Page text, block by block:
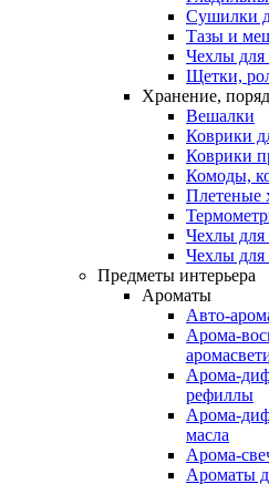
Сушилки
Тазы и
Чехлы для
Щетки,
Хранение,
Вешалки
Коврики
Коврики
Комоды,
Плетеные
Чехлы
Чехлы для
Предметы интерьера
Ароматы
Авто-
Арома-
Арома-
рефиллы
Арома-
масла
Арома-
Ароматы